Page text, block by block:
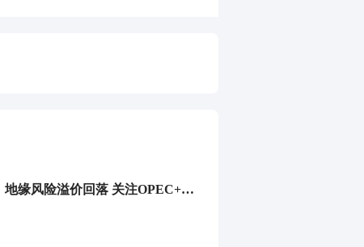
能源开采行业研究：石化周报：地缘风险溢价回落 关注OPEC+减产情况